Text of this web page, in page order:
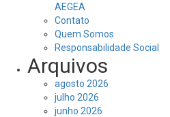
AEGEA
Contato
Quem Somos
Responsabilidade Social
Arquivos
agosto 2026
julho 2026
junho 2026